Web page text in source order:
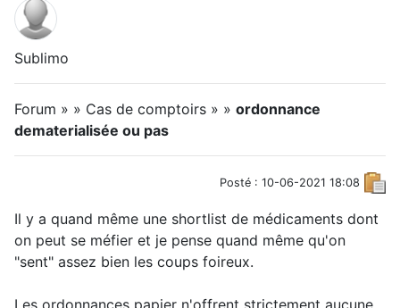
Sublimo
Forum » » Cas de comptoirs » » ordonnance
dematerialisée ou pas
Posté : 10-06-2021 18:08
Il y a quand même une shortlist de médicaments dont
on peut se méfier et je pense quand même qu'on
"sent" assez bien les coups foireux.
Les ordonnances papier n'offrent strictement aucune